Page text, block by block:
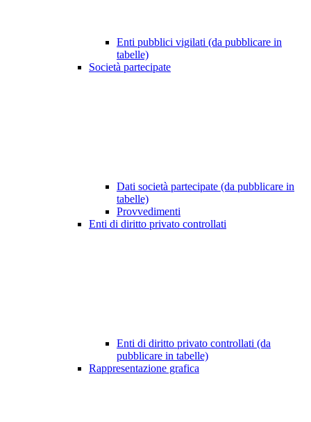
Enti pubblici vigilati (da pubblicare in
tabelle)
Società partecipate
Dati società partecipate (da pubblicare in
tabelle)
Provvedimenti
Enti di diritto privato controllati
Enti di diritto privato controllati (da
pubblicare in tabelle)
Rappresentazione grafica